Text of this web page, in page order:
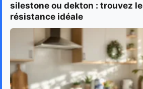
silestone ou dekton : trouvez
résistance idéale